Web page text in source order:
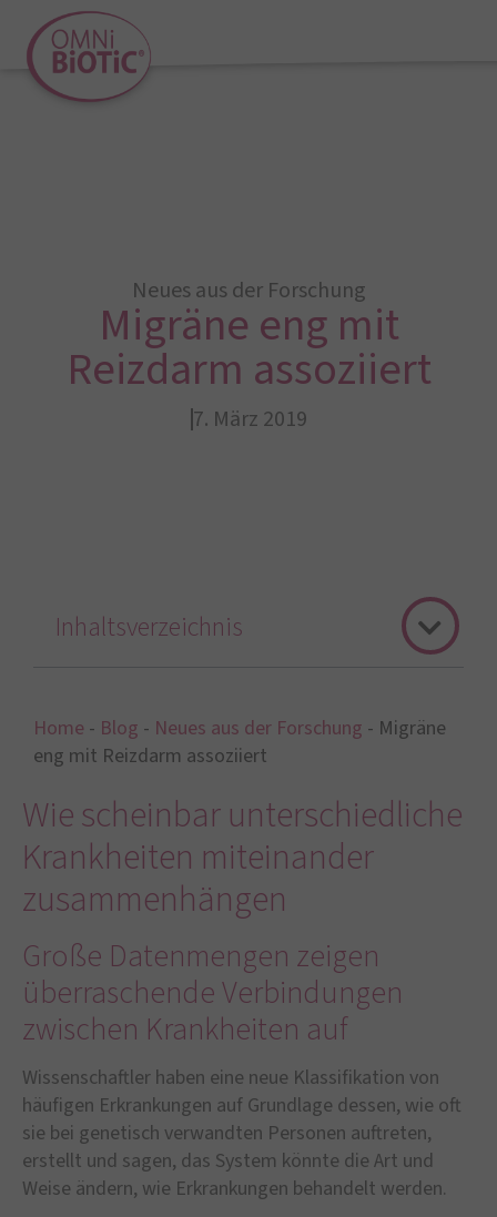
Neues aus der Forschung
Migräne eng mit
Reizdarm assoziiert
7. März 2019
Home - Blog - Neues aus der Forschung - Migräne
eng mit Reizdarm assoziiert
Wie scheinbar unterschiedliche
Krankheiten miteinander
zusammenhängen
Große Datenmengen zeigen
überraschende Verbindungen
zwischen Krankheiten auf
Wissenschaftler haben eine neue Klassifikation von
häufigen Erkrankungen auf Grundlage dessen, wie oft
sie bei genetisch verwandten Personen auftreten,
erstellt und sagen, das System könnte die Art und
Weise ändern, wie Erkrankungen behandelt werden.
Inhaltsverzeichnis